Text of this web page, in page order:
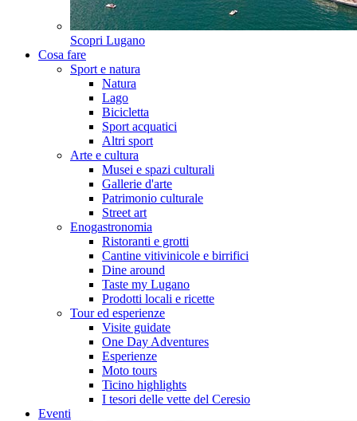
Scopri Lugano
Cosa fare
Sport e natura
Natura
Lago
Bicicletta
Sport acquatici
Altri sport
Arte e cultura
Musei e spazi culturali
Gallerie d'arte
Patrimonio culturale
Street art
Enogastronomia
Ristoranti e grotti
Cantine vitivinicole e birrifici
Dine around
Taste my Lugano
Prodotti locali e ricette
Tour ed esperienze
Visite guidate
One Day Adventures
Esperienze
Moto tours
Ticino highlights
I tesori delle vette del Ceresio
Eventi